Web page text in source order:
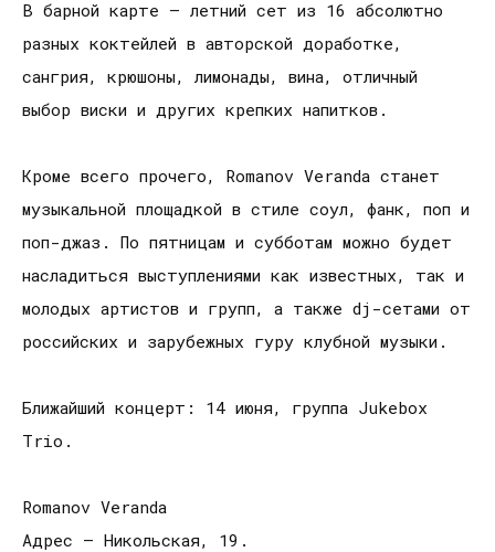
В барной карте – летний сет из 16 абсолютно
разных коктейлей в авторской доработке,
сангрия, крюшоны, лимонады, вина, отличный
выбор виски и других крепких напитков.
Кроме всего прочего, Romanov Veranda станет
музыкальной площадкой в стиле соул, фанк, поп и
поп-джаз. По пятницам и субботам можно будет
насладиться выступлениями как известных, так и
молодых артистов и групп, а также dj-сетами от
российских и зарубежных гуру клубной музыки.
Ближайший концерт: 14 июня, группа Jukebox
Trio.
Romanov Veranda
Адрес – Никольская, 19.